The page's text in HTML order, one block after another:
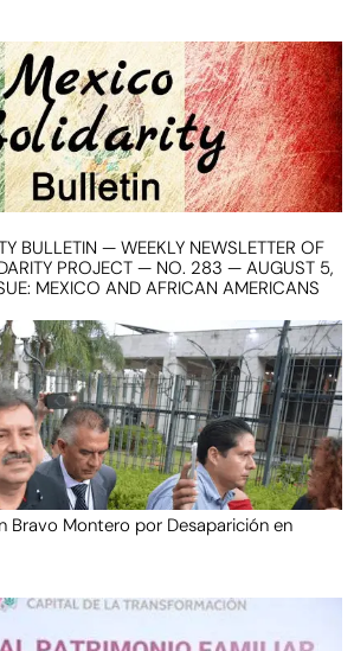
BULLETIN — WEEKLY NEWSLETTER OF
PROJECT — NO. 283 — AUGUST 5,
MEXICO AND AFRICAN AMERICANS
Bravo Montero por Desaparición en